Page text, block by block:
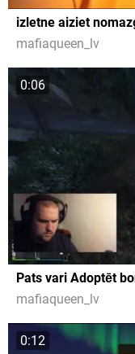
izletne aiziet
mafiaqueen_lv
0:06
Pats vari Adoptēt
mafiaqueen_lv
0:12